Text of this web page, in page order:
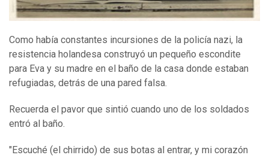
Como había constantes incursiones de la policía nazi, la
resistencia holandesa construyó un pequeño escondite
para Eva y su madre en el baño de la casa donde estaban
refugiadas, detrás de una pared falsa.
Recuerda el pavor que sintió cuando uno de los soldados
entró al baño.
"Escuché (el chirrido) de sus botas al entrar, y mi corazón